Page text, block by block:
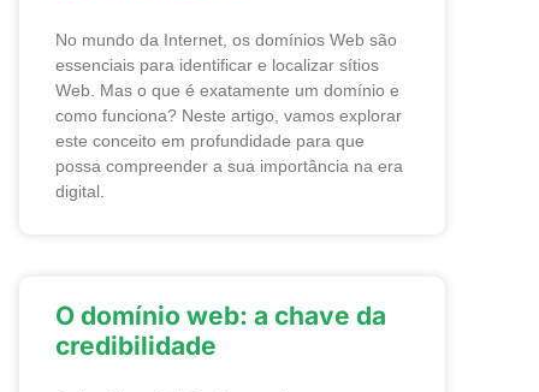
No mundo da Internet, os domínios Web são
essenciais para identificar e localizar sítios
Web. Mas o que é exatamente um domínio e
como funciona? Neste artigo, vamos explorar
este conceito em profundidade para que
possa compreender a sua importância na era
digital.
O domínio web: a chave da
credibilidade